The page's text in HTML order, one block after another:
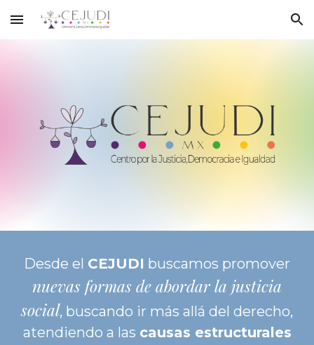
Skip to main content Skip to navigation
Desde el CEJUDI buscamos promover
nuevas formas de abordar la justicia
social, buscando ir más allá del derecho,
atendiendo a las causas estructurales